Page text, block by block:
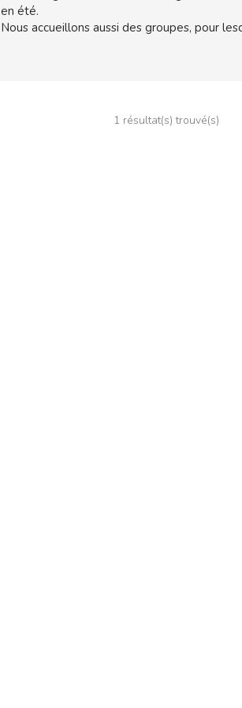
en été.
Nous accueillons aussi des groupes, pour
1 résultat(s) trouvé(s)